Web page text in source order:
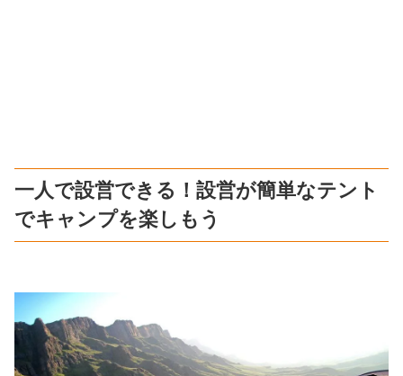
一人で設営できる！設営が簡単なテント
でキャンプを楽しもう